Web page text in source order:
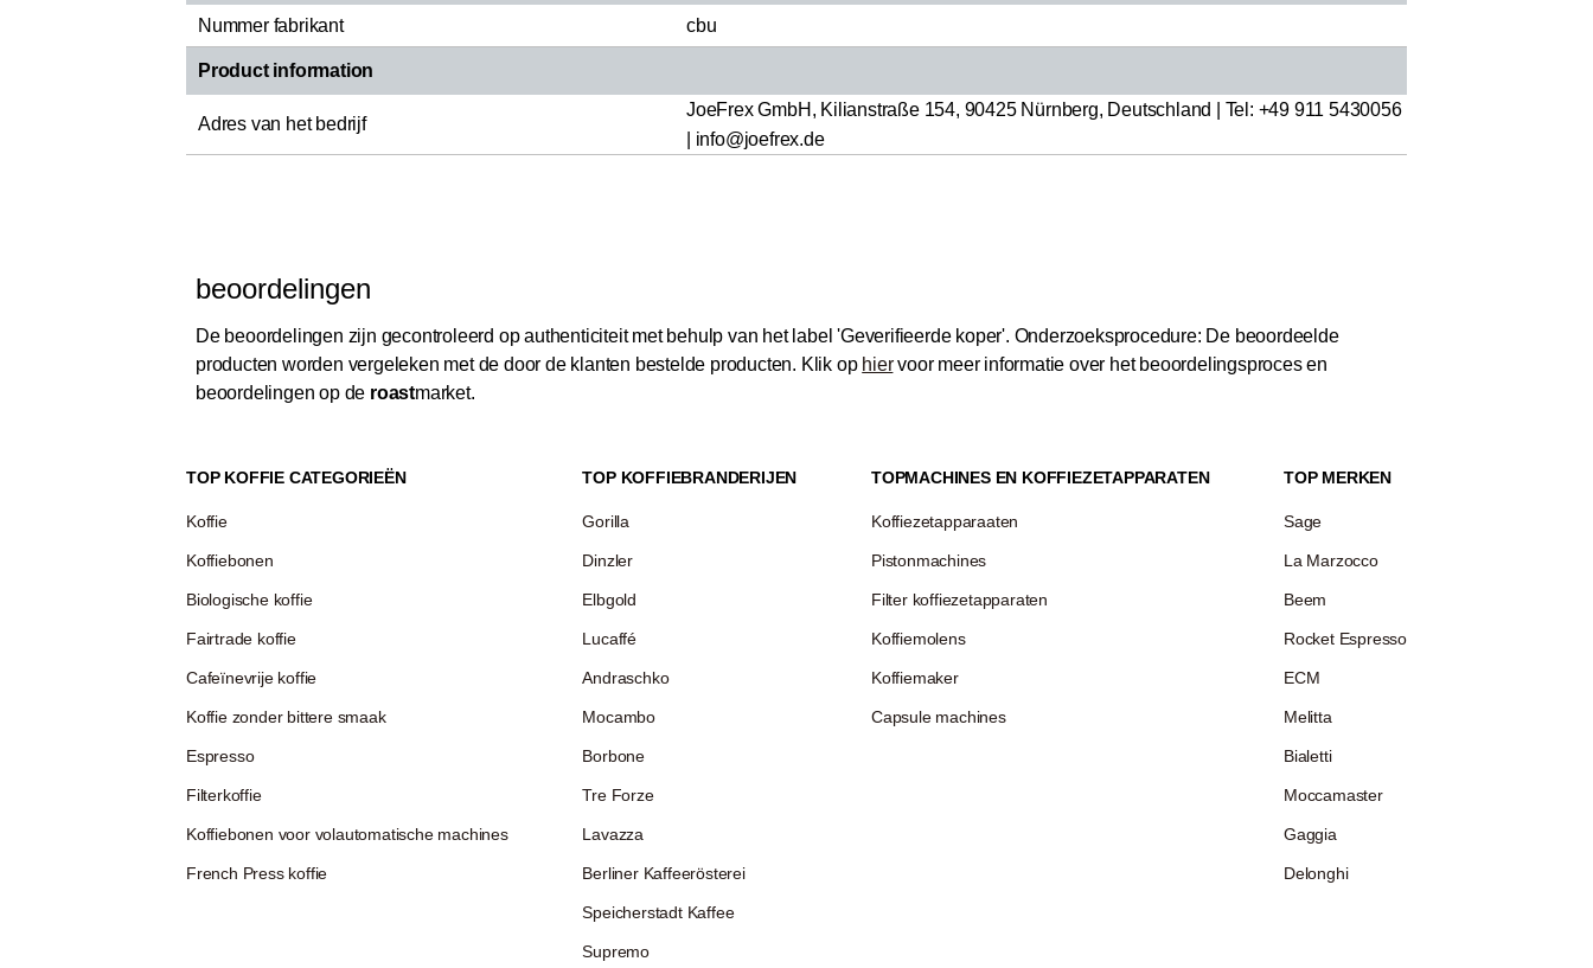
Nummer fabrikant cbu
Product information
Adres van het bedrijf
JoeFrex GmbH, Kilianstraße 154, 90425 Nürnberg, Deutschland | Tel: +49 911 5430056
| info@joefrex.de
beoordelingen
De beoordelingen zijn gecontroleerd op authenticiteit met behulp van het label 'Geverifieerde koper'. Onderzoeksprocedure: De beoordeelde
producten worden vergeleken met de door de klanten bestelde producten. Klik op hiervoor meer informatie over het beoordelingsproces en
beoordelingen op de roastmarket.
TOP KOFFIE CATEGORIEËN
Koffie
Koffiebonen
Biologische koffie
Fairtrade koffie
Cafeïnevrije koffie
Koffie zonder bittere smaak
Espresso
Filterkoffie
Koffiebonen voor volautomatische machines
French Press koffie
TOP KOFFIEBRANDERIJEN
Gorilla
Dinzler
Elbgold
Lucaffé
Andraschko
Mocambo
Borbone
Tre Forze
Lavazza
Berliner Kaffeerösterei
Speicherstadt Kaffee
Supremo
TOPMACHINES EN KOFFIEZETAPPARATEN
Koffiezetapparaaten
Pistonmachines
Filter koffiezetapparaten
Koffiemolens
Koffiemaker
Capsule machines
TOP MERKEN
Sage
La Marzocco
Beem
Rocket Espresso
ECM
Melitta
Bialetti
Moccamaster
Gaggia
Delonghi